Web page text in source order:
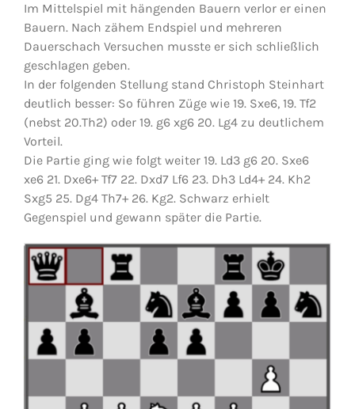
Im Mittelspiel mit hängenden Bauern verlor er einen
Bauern. Nach zähem Endspiel und mehreren
Dauerschach Versuchen musste er sich schließlich
geschlagen geben.
In der folgenden Stellung stand Christoph Steinhart
deutlich besser: So führen Züge wie 19. Sxe6, 19. Tf2
(nebst 20.Th2) oder 19. g6 xg6 20. Lg4 zu deutlichem
Vorteil.
Die Partie ging wie folgt weiter 19. Ld3 g6 20. Sxe6
xe6 21. Dxe6+ Tf7 22. Dxd7 Lf6 23. Dh3 Ld4+ 24. Kh2
Sxg5 25. Dg4 Th7+ 26. Kg2. Schwarz erhielt
Gegenspiel und gewann später die Partie.